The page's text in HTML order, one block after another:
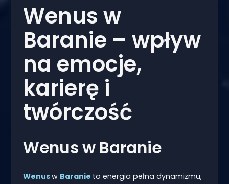
Wenus w
Baranie – wpływ
na emocje,
karierę i
twórczość
Wenus w Baranie
Wenusw Baranie to energia pełna dynamizmu,